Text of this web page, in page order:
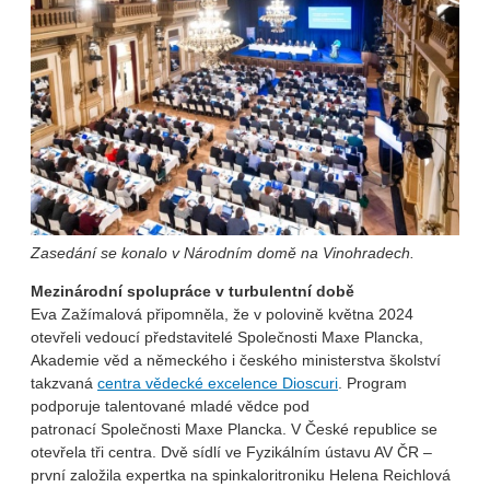
Zasedání se konalo v Národním domě na Vinohradech.
Mezinárodní spolupráce v turbulentní době
Eva Zažímalová připomněla, že v polovině května 2024
otevřeli vedoucí představitelé Společnosti Maxe Plancka,
Akademie věd a německého i českého ministerstva školství
takzvaná centra vědecké excelence Dioscuri . Program
podporuje talentované mladé vědce pod
patronací Společnosti Maxe Plancka. V České republice se
otevřela tři centra. Dvě sídlí ve Fyzikálním ústavu AV ČR –
první založila expertka na spinkaloritroniku Helena Reichlová